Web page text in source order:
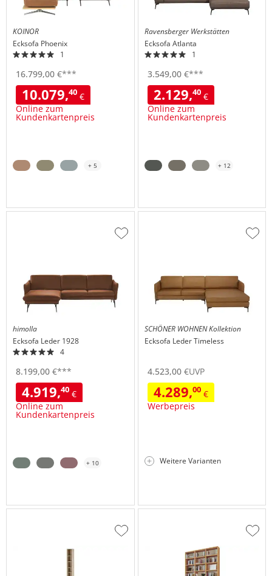
KOINOR
Ecksofa Phoenix
1
16.799,00 €***
10.079,40 €
Online zum
Kundenkartenpreis
+ 5
Ravensberger Werkstätten
Ecksofa Atlanta
1
3.549,00€***
2.129,40€
Online zum
Kundenkartenpreis
+ 12
himolla
Ecksofa Leder 1928
4
8.199,00 €***
4.919,40 €
Online zum
Kundenkartenpreis
+ 10
Zur
SCHÖNER WOHNEN Kollektion
Ecksofa LederTimeless
4.523,00€UVP
4.289,00€
Werbepreis
Weitere Varianten
Zur
Zur
Zur